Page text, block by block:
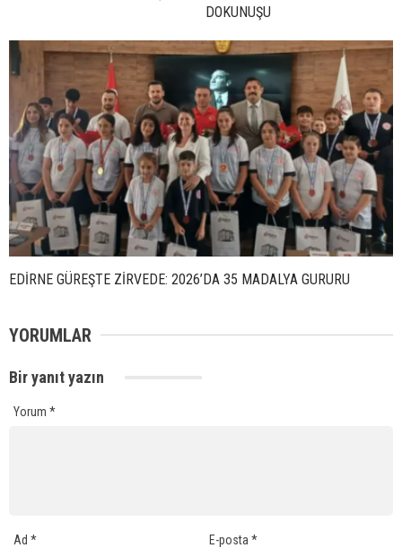
DOKUNUŞU
EDİRNE GÜREŞTE ZİRVEDE: 2026’DA 35 MADALYA GURURU
YORUMLAR
Bir yanıt yazın
Yorum *
Ad * E-posta*